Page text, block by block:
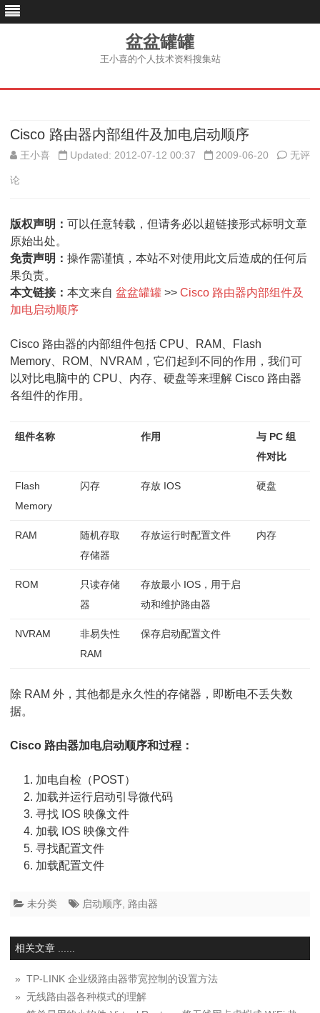
盆盆罐罐
王小喜的个人技术资料搜集站
跳
容
Cisco 路由器内部组件及加电启动顺序
王小喜 Updated: 2012-07-12 00:37 2009-06-20 Cisco
器
内
及
加
无评
论
版权声明： 可以任意转载，但请务必以超链接形式标明文章
原始出处。
免责声明： 操作需谨慎，本站不对使用此文后造成的任何后
果负责。
本文链接： 本文来自 盆盆罐罐 >> Cisco 路由器内部组件及
加电启动顺序
Cisco 路由器的内部组件包括 CPU、RAM、Flash
Memory、ROM、NVRAM，它们起到不同的作用，我们可
以对比电脑中的 CPU、内存、硬盘等来理解 Cisco 路由器
各组件的作用。
组件名称 作用
与 PC 组
件对比
Flash
Memory
闪存 存放 IOS 硬盘
RAM
随机存取
存储器
存放运行时配置文件 内存
ROM
只读存储
器
存放最小 IOS，用于启
动和维护路由器
NVRAM
非易失性
RAM
保存启动配置文件
除 RAM 外，其他都是永久性的存储器，即断电不丢失数
据。
Cisco 路由器加电启动顺序和过程：
加电自检（POST）
加载并运行启动引导微代码
寻找 IOS 映像文件
加载 IOS 映像文件
寻找配置文件
加载配置文件
未分类 启动顺序 路由器
相关文章 ......
» TP-LINK 企业级路由器带宽控制的设置方法
» 无线路由器各种模式的理解